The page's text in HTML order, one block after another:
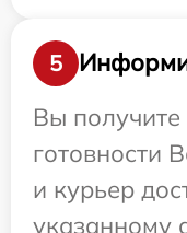
5
Вы
готовности
и курьер
указанному